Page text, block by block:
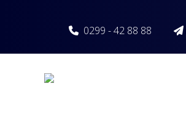
0299 - 42 88 88